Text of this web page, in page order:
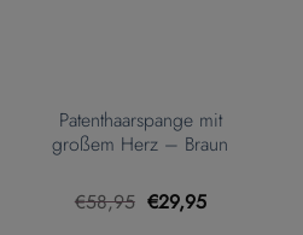
Patenthaarspange mit
großem Herz – Braun
€58,95 Ursprünglicher
Preis
€29,95Aktueller